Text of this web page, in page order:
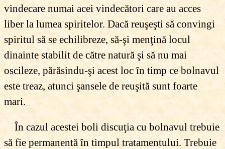
vindecare numai acei vindecători care au acces
liber la lumea spiritelor. Dacă reuşeşti să convingi
spiritul să se echilibreze, să-şi menţină locul
dinainte stabilit de către natură şi să nu mai
oscileze, părăsindu-şi acest loc în timp ce bolnavul
este treaz, atunci şansele de reuşită sunt foarte
mari.
În cazul acestei boli discuţia cu bolnavul trebuie
să fie permanentă în timpul tratamentului. Trebuie